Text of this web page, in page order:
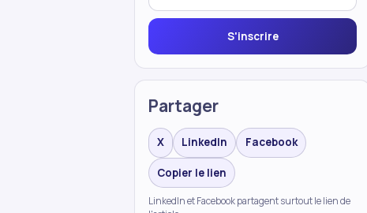
S'inscrire
Partager
X LinkedIn Facebook
Copier le lien
LinkedIn et Facebook partagent surtout le lien de